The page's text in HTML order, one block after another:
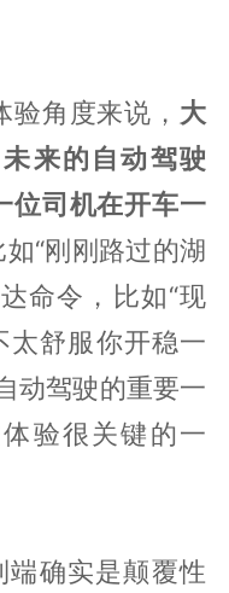
角度来说， 大
来的自动驾驶
位司机在开车一
如“刚刚路过的湖
命令，比如“现
太舒服你开稳一
动驾驶的重要一
验很关键的一
端确实是颠覆性